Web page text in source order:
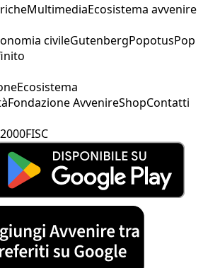
MultimediaEcosistema avvenire
civileGutenbergPopotusPop
Ecosistema
Fondazione AvvenireShopContatti
FISC